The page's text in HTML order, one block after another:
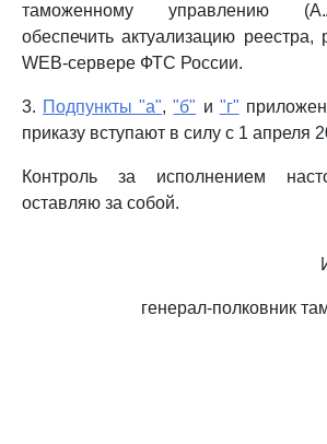
таможенному управлению
обеспечить актуализацию реестра,
WEB-сервере ФТС России.
3. Подпункты "а","б" и "г"
приказу вступают в силу с 1 апреля
Контроль за исполнением
оставляю за собой.
генерал-полковник